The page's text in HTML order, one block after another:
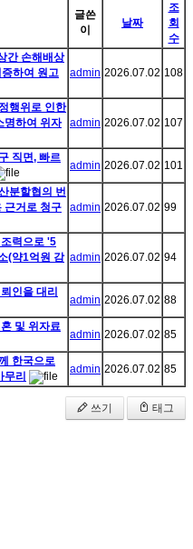
글쓴
이
날짜
조
회
수
간 손해배상
하여 원고
admin 2026.07.02 108
행위로 인한
명하여 위자
admin 2026.07.02 107
직면, 빠르
admin 2026.07.02 101
분할협의 번
근거로 청구
admin 2026.07.02 99
력으로 '5
(약1억원 감 admin 2026.07.02 94
인을 대리
admin 2026.07.02 88
및 위자료
admin 2026.07.02 85
한국으로
무리
admin 2026.07.02 85
쓰기 태그